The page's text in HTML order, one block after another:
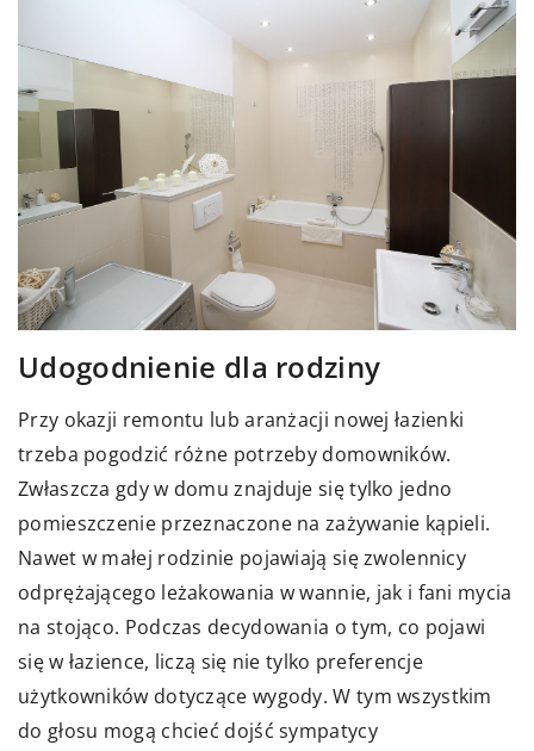
Udogodnienie dla rodziny
Przy okazji remontu lub aranżacji nowej łazienki
trzeba pogodzić różne potrzeby domowników.
Zwłaszcza gdy w domu znajduje się tylko jedno
pomieszczenie przeznaczone na zażywanie kąpieli.
Nawet w małej rodzinie pojawiają się zwolennicy
odprężającego leżakowania w wannie, jak i fani mycia
na stojąco. Podczas decydowania o tym, co pojawi
się w łazience, liczą się nie tylko preferencje
użytkowników dotyczące wygody. W tym wszystkim
do głosu mogą chcieć dojść sympatycy